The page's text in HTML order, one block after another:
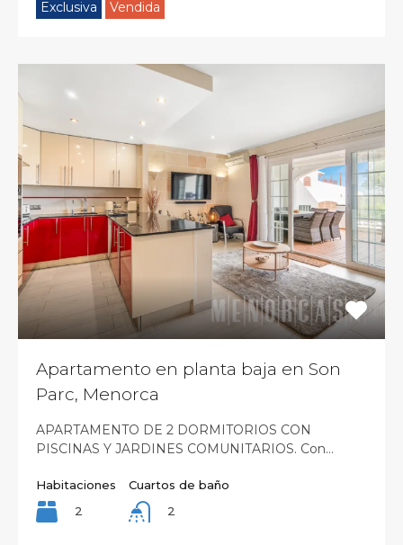
Exclusiva Vendida
Apartamento en planta baja en Son
Parc, Menorca
APARTAMENTO DE 2 DORMITORIOS CON
PISCINAS Y JARDINES COMUNITARIOS. Con…
Habitaciones
2
Cuartos de baño
2